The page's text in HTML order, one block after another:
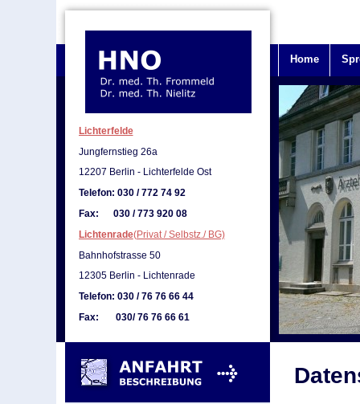
Navigation
überspringen
Home
Lichterfelde
Jungfernstieg 26a
12207 Berlin - Lichterfelde Ost
Telefon: 030 / 772 74 92
Fax: 030 / 773 920 08
Lichtenrade(Privat / Selbstz./ BG)
Bahnhofstrasse 50
12305 Berlin - Lichtenrade
Telefon: 030 / 76 76 66 44
Fax: 030/ 76 76 66 61